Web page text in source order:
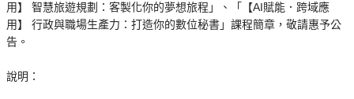
用】 智慧旅遊規劃：客製化你的夢想旅程」、「【AI賦能．跨域應
用】 行政與職場生產力：打造你的數位秘書」課程簡章，敬請惠予公
告。
說明：